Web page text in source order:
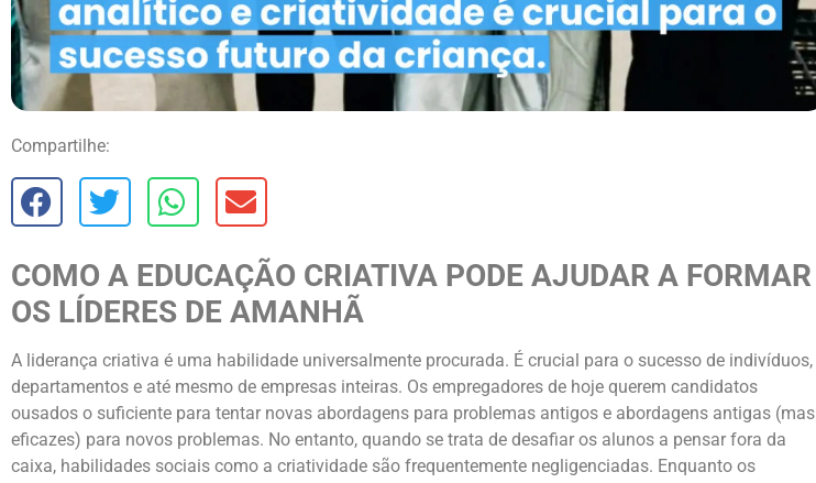
Compartilhe:
COMO A EDUCAÇÃO CRIATIVA PODE AJUDAR A FORMAR
OS LÍDERES DE AMANHÃ
A liderança criativa é uma habilidade universalmente procurada. É crucial para o sucesso de indivíduos,
departamentos e até mesmo de empresas inteiras. Os empregadores de hoje querem candidatos
ousados ​​o suficiente para tentar novas abordagens para problemas antigos e abordagens antigas (mas
eficazes) para novos problemas. No entanto, quando se trata de desafiar os alunos a pensar fora da
caixa, habilidades sociais como a criatividade são frequentemente negligenciadas. Enquanto os